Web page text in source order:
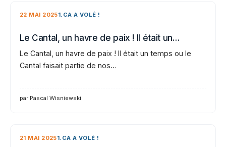
22 MAI 20251.CA A VOLÉ !
Le Cantal, un havre de paix ! Il était un…
Le Cantal, un havre de paix ! Il était un temps ou le
Cantal faisait partie de nos…
par Pascal Wisniewski
21 MAI 20251.CA A VOLÉ !